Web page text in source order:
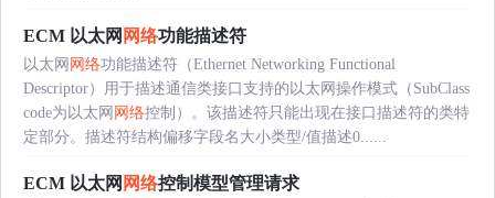
ECM 以太网 网络功能描述符
以太网 网络功能描述符（Ethernet Networking Functional
Descriptor）用于描述通信类接口支持的以太网操作模式（SubClass
code为以太网 网络控制）。该描述符只能出现在接口描述符的类特
定部分。描述符结构偏移字段名大小类型/值描述0......
ECM 以太网 网络控制模型管理请求